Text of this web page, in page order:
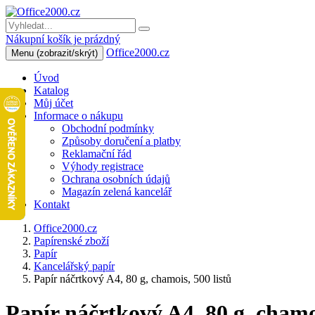
Nákupní košík je prázdný
Menu (zobrazit/skrýt) Office2000.cz
Úvod
Katalog
Můj účet
Informace o nákupu
Obchodní podmínky
Způsoby doručení a platby
Reklamační řád
Výhody registrace
Ochrana osobních údajů
Magazín zelená kancelář
Kontakt
Office2000.cz
Papírenské zboží
Papír
Kancelářský papír
Papír náčrtkový A4, 80 g, chamois, 500 listů